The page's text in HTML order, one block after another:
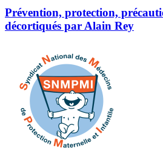
Prévention, protection,
décortiqués par Alain Rey